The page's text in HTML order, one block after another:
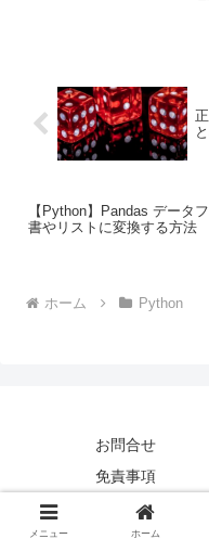
【Python】Pandas データ
書やリストに変換する方法
ホーム Python
お問合せ
免責事項
©
メニュー ホーム